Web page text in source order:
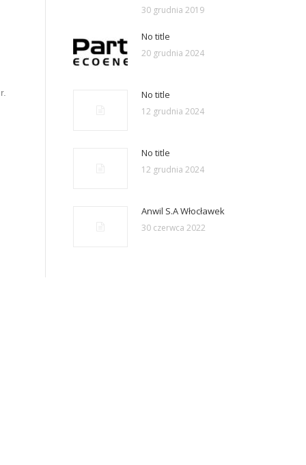
r.
30 grudnia 2019
No title
20 grudnia 2024
No title
12 grudnia 2024
No title
12 grudnia 2024
Anwil S.A Włocławek
30 czerwca 2022